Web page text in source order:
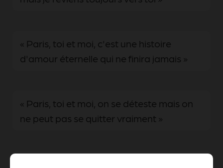
« Paris, toi et moi, c'est une histoire
d'amour éternelle qui ne finira jamais »
« Paris, toi et moi, on se déteste mais on
ne peut pas se quitter vraiment »